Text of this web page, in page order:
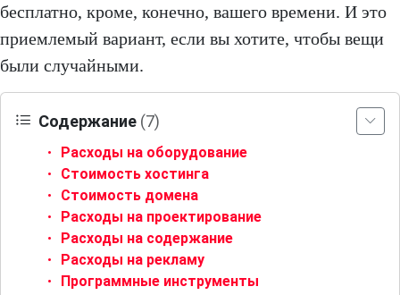
бесплатно, кроме, конечно, вашего времени. И это
приемлемый вариант, если вы хотите, чтобы вещи
были случайными.
Содержание (7)
Расходы на оборудование
Стоимость хостинга
Стоимость домена
Расходы на проектирование
Расходы на содержание
Расходы на рекламу
Программные инструменты